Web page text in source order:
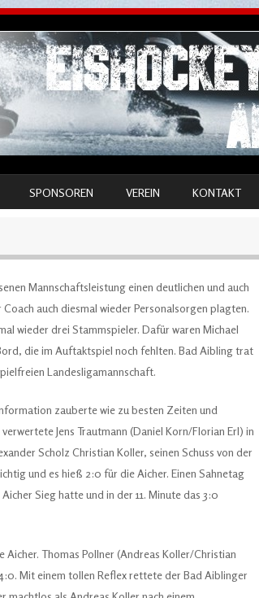
SPONSOREN VEREIN KONTAKT
Mannschaftsleistung einen deutlichen und auch
auch diesmal wieder Personalsorgen plagten.
wieder drei Stammspieler. Dafür waren Michael
die im Auftaktspiel noch fehlten. Bad Aibling trat
Landesligamannschaft.
zauberte wie zu besten Zeiten und
Jens Trautmann (Daniel Korn/Florian Erl) in
Scholz Christian Koller, seinen Schuss von der
und es hieß 2:0 für die Aicher. Einen Sahnetag
Sieg hatte und in der 11. Minute das 3:0
Thomas Pollner (Andreas Koller/Christian
Mit einem tollen Reflex rettete der Bad Aiblinger